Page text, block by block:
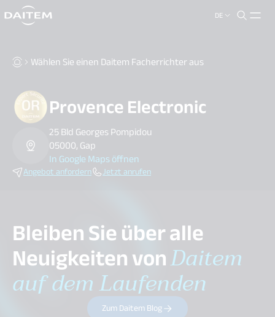
DE
search.label
Wählen Sie einen Daitem Facherrichter aus
Provence Electronic
25 Bld Georges Pompidou
05000, Gap
In Google Maps öffnen
Angebot anfordern Jetzt anrufen
Bleiben Sie über alle
Neuigkeiten vonDaitem
auf dem Laufenden
Zum Daitem Blog